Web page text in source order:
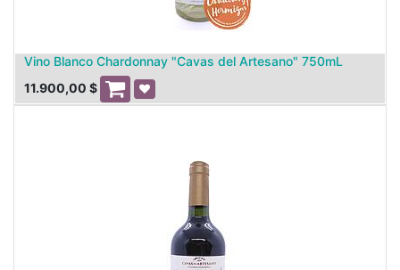
Vino Blanco Chardonnay "Cavas del Artesano" 750mL
11.900,00 $